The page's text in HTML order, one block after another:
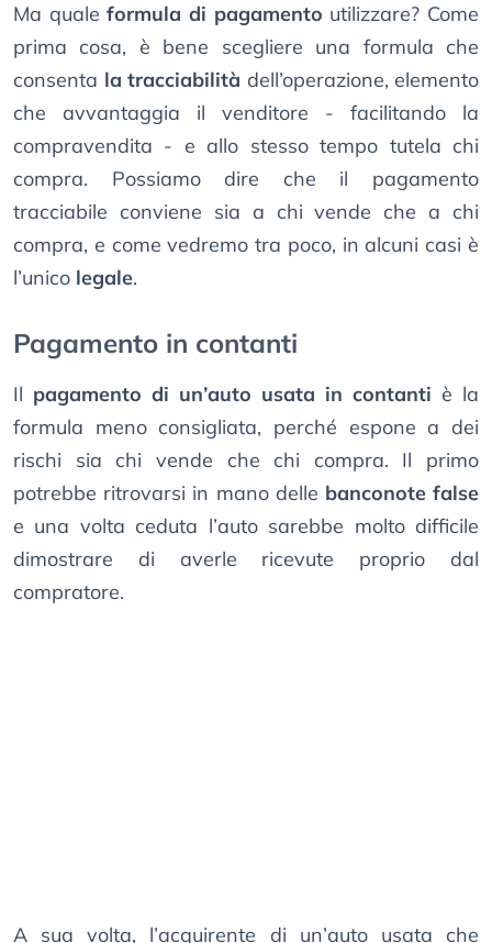
Ma qualeformula di pagamento utilizzare? Come
prima cosa, è bene scegliere una formula che
consenta la tracciabilità dell’operazione, elemento
che avvantaggia il venditore - facilitando la
compravendita - e allo stesso tempo tutela chi
compra. Possiamo dire che il pagamento
tracciabile conviene sia a chi vende che a chi
compra, e come vedremo tra poco, in alcuni casi è
l’unico legale.
Pagamento in contanti
Il pagamento di un’auto usata in contanti è la
formula meno consigliata, perché espone a dei
rischi sia chi vende che chi compra. Il primo
potrebbe ritrovarsi in mano delle banconote false
e una volta ceduta l’auto sarebbe molto difficile
dimostrare di averle ricevute proprio dal
compratore.
A sua volta, l’acquirente di un’auto usata che